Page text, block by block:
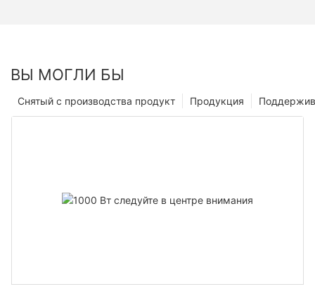
ВЫ МОГЛИ БЫ
Продукция
Снятый с производства продукт